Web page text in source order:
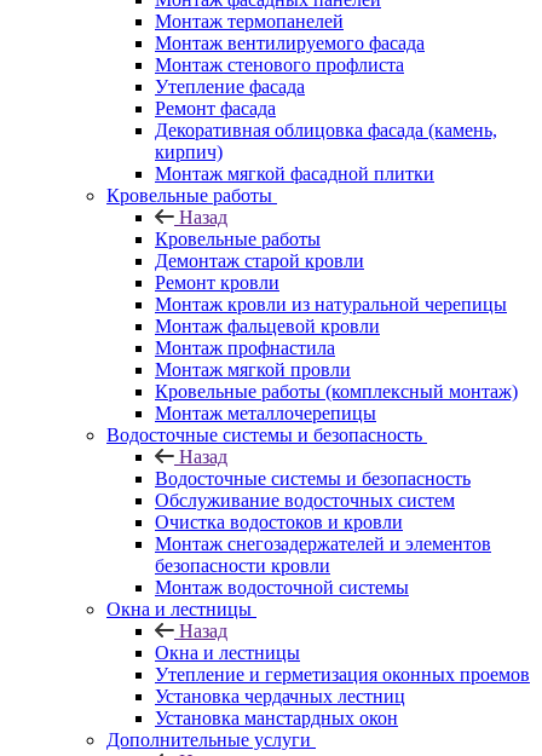
Монтаж термопанелей
Монтаж вентилируемого фасада
Монтаж стенового профлиста
Утепление фасада
Ремонт фасада
Декоративная облицовка фасада (камень,
кирпич)
Монтаж мягкой фасадной плитки
Кровельные работы
Назад
Кровельные работы
Демонтаж старой кровли
Ремонт кровли
Монтаж кровли из натуральной черепицы
Монтаж фальцевой кровли
Монтаж профнастила
Монтаж мягкой провли
Кровельные работы (комплексный монтаж)
Монтаж металлочерепицы
Водосточные системы и безопасность
Назад
Водосточные системы и безопасность
Обслуживание водосточных систем
Очистка водостоков и кровли
Монтаж снегозадержателей и элементов
безопасности кровли
Монтаж водосточной системы
Окна и лестницы
Назад
Окна и лестницы
Утепление и герметизация оконных проемов
Установка чердачных лестниц
Установка манстардных окон
Дополнительные услуги